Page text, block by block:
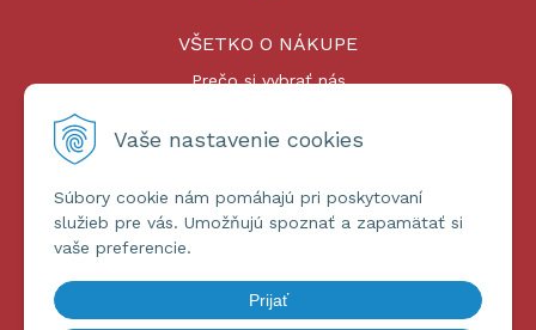
Vaše nastavenie cookies
Súbory cookie nám pomáhajú pri poskytovaní
služieb pre vás. Umožňujú spoznať a zapamätať si
vaše preferencie.
Prijať
VŠETKO O NÁKUPE
Prečo si vybrať nás
Platby a doprava
ĎALŠIE INFORMÁCIE
Obchodné podmienky
Ochrana osobných údajov